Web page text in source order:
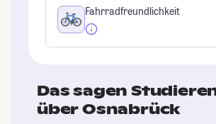
Fahrradfreundlichkeit
Das sagen
über Osnabrück